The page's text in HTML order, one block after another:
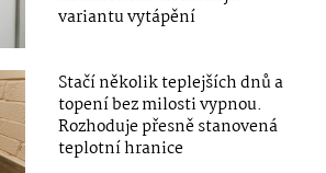
variantu vytápění
Stačí několik teplejších dnů a
topení bez milosti vypnou.
Rozhoduje přesně stanovená
teplotní hranice